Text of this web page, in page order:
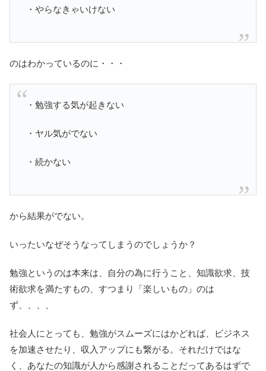
・やらなきゃいけない
のはわかっているのに・・・
・勉強する気が起きない
・ヤル気がでない
・続かない
から結果がでない。
いったいなぜそうなってしまうのでしょうか？
勉強というのは本来は、自分の為に行うこと、知識欲求、技
術欲求を満たすもの、すつまり「楽しいもの」のは
ず、、、、
社会人にとっても、勉強がスムーズにはかどれば、ビジネス
を加速させたり、収入アップにも繋がる。それだけではな
く、あなたの知識が人から感謝されることだってあるはずで